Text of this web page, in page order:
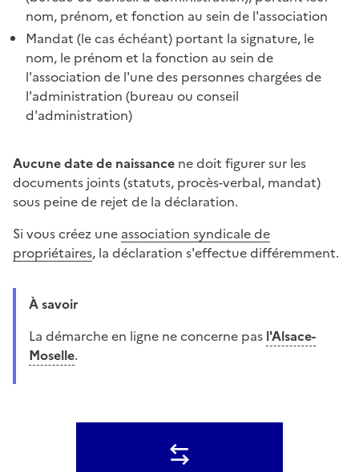
nom, prénom, et fonction au sein de l'association
Mandat (le cas échéant) portant la signature, le
nom, le prénom et la fonction au sein de
l'association de l'une des personnes chargées de
l'administration (bureau ou conseil
d'administration)
Aucune date de naissance ne doit figurer sur les
documents joints (statuts, procès-verbal, mandat)
sous peine de rejet de la déclaration.
Si vous créez une association syndicale de
propriétaires, la déclaration s'effectue différemment.
À savoir
La démarche en ligne ne concerne pas l'Alsace-
Moselle.